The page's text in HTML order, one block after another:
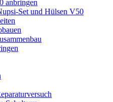
anbringen
Set und Hülsen V50